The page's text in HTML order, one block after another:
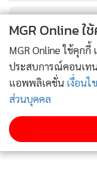
Disruption Risk และ
กองทุนจะทยอยลงทุน
เนื่องจากเป็นกลุ่มหุ้
แข่งขันที่สูงโดยเปรีย
MGR Online ใ
MGR Online ใช้คุก
ประสบการณ์คอนเท
แอพพลิเคชั่น เงื่อนไ
ส่วนบุคคล